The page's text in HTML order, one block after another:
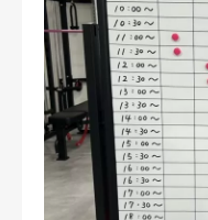
店舗情報
お問い合わせ・ご予約
会則等
お知らせ